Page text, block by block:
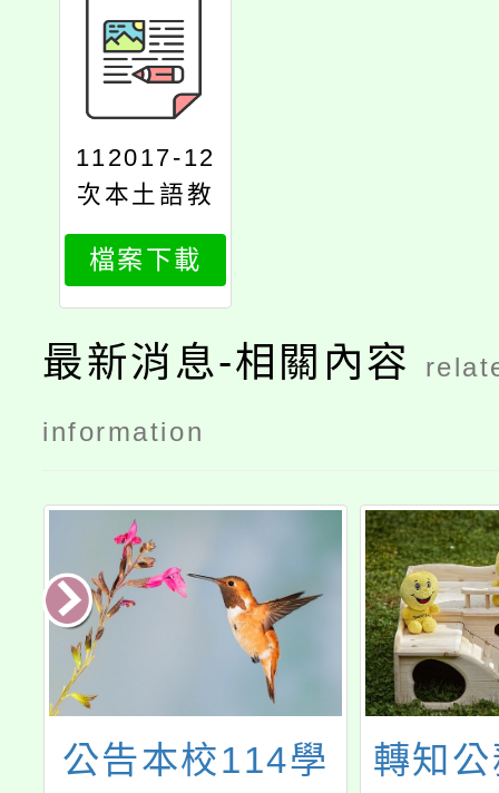
112017-12
次本土語教
學支援人員
甄選簡章公
告版
檔案下載
最新消息-相關內容
information
公告本校114學
轉知